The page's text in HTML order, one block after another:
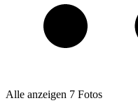
Alle anzeigen 7 Fotos